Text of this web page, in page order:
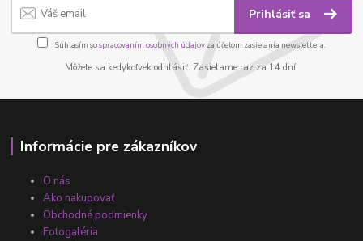
Prihlásiť sa
Súhlasím sospracovaním osobných údajov za účelom zasielania newslettera.
Môžete sa kedykoľvek odhlásiť. Zasielame raz za 14 dní.
Informácie pre zákazníkov
O nás
Ako nakupovať
Obchodné podmienky
Fotogaléria